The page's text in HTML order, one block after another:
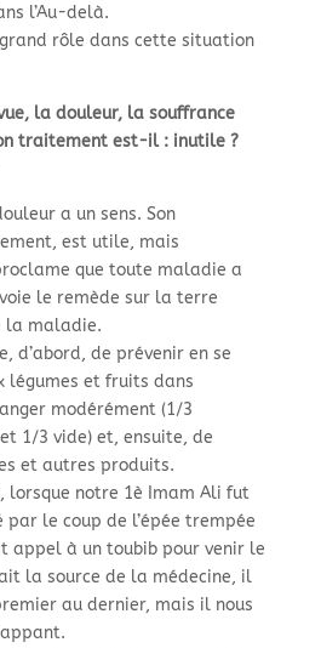
l’Au-delà.
grand rôle dans cette situation
la douleur, la souffrance
traitement est-il : inutile ?
a un sens. Son
est utile, mais
que toute maladie a
le remède sur la terre
la maladie.
d’abord, de prévenir en se
légumes et fruits dans
modérément (1/3
1/3 vide) et, ensuite, de
et autres produits.
lorsque notre 1è Imam Ali fut
le coup de l’épée trempée
appel à un toubib pour venir le
la source de la médecine, il
au dernier, mais il nous